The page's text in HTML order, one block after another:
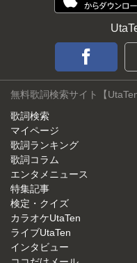
無料歌詞検索サイト【
歌詞検索
マイページ
歌詞ランキング
歌詞コラム
エンタメニュース
特集記事
検定・クイズ
カラオケUtaTen
ライブUtaTen
インタビュー